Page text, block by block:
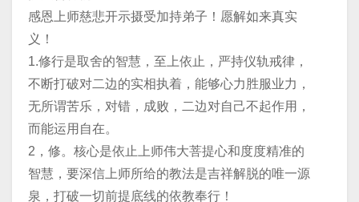
感恩上师慈悲开示摄受加持弟子！愿解如来真实
义！
1.修行是取舍的智慧，至上依止，严持仪轨戒律，
不断打破对二边的实相执着，能够心力胜服业力，
无所谓苦乐，对错，成败，二边对自己不起作用，
而能运用自在。
2，修。核心是依止上师伟大菩提心和度度精准的
智慧，要深信上师所给的教法是吉祥解脱的唯一源
泉，打破一切前提底线的依教奉行！